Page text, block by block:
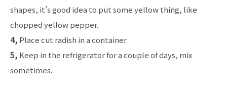
shapes, it’s good idea to put some yellow thing, like
chopped yellow pepper.
4, Place cut radish in a container.
5, Keep in the refrigerator for a couple of days, mix
sometimes.